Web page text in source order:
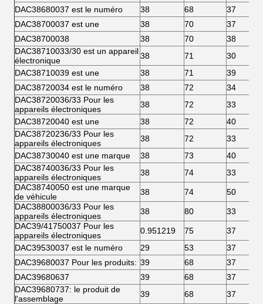
DAC38680037 est le numéro
38 68
37
DAC38700037 est une
38 70
37
DAC38700038
38 70
38
DAC38710033/30 est un appareil
électronique
38 71
30
DAC38710039 est une
38 71
39
DAC38720034 est le numéro
38 72
34
DAC38720036/33 Pour les
appareils électroniques
38 72
33
DAC38720040 est une
38 72
40
DAC38720236/33 Pour les
appareils électroniques
38 72
33
DAC38730040 est une marque
38 73
40
DAC38740036/33 Pour les
appareils électroniques
38 74
33
DAC38740050 est une marque
de véhicule
38 74
50
DAC38800036/33 Pour les
appareils électroniques
38 80
33
DAC39/41750037 Pour les
appareils électroniques
0.951219 75
37
DAC39530037 est le numéro
29 53
37
DAC39680037 Pour les produits: 39 68
37
DAC39680637
39 68
37
DAC39680737: le produit de
l'assemblage
39 68
37